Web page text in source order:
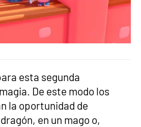
esta segunda
De este modo los
la oportunidad de
en un mago o,